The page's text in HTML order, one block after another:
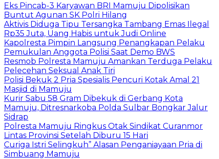
Eks Pincab-3 Karyawan BRI Mamuju Dipolisikan
Buntut Agunan SK Polri Hilang
Aktivis Diduga Tipu Tersangka Tambang Emas Ilegal
Rp35 Juta, Uang Habis untuk Judi Online
Kapolresta Pimpin Langsung Penangkapan Pelaku
Pemukulan Anggota Polisi Saat Demo BWS
Resmob Polresta Mamuju Amankan Terduga Pelaku
Pelecehan Seksual Anak Tiri
Polisi Bekuk 2 Pria Spesialis Pencuri Kotak Amal 21
Masjid di Mamuju
Kurir Sabu 58 Gram Dibekuk di Gerbang Kota
Mamuju, Ditresnarkoba Polda Sulbar Bongkar Jalur
Sidrap
Polresta Mamuju Ringkus Otak Sindikat Curanmor
Lintas Provinsi Setelah Diburu 15 Hari
Curiga Istri Selingkuh” Alasan Penganiayaan Pria di
Simbuang Mamuju